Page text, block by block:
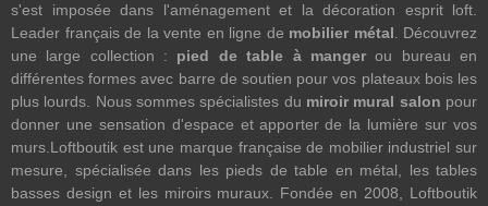
s'est imposée dans l'aménagement et la décoration esprit loft.
Leader français de la vente en ligne de mobilier métal . Découvrez
une large collection : pied de table à mangerou bureau en
différentes formes avec barre de soutien pour vos plateaux bois les
plus lourds. Nous sommes spécialistes du miroir mural salon pour
donner une sensation d'espace et apporter de la lumière sur vos
murs.Loftboutik est une marque française de mobilier industriel sur
mesure, spécialisée dans les pieds de table en métal, les tables
basses design et les miroirs muraux. Fondée en 2008, Loftboutik